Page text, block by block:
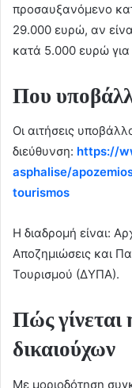
προσαυξανόμενο
29.000 ευρώ, αν
κατά 5.000 ευρώ
Που
Οι αιτήσεις
διεύθυνση: https://
asphalise/
tourismos
Η διαδρομή είναι:
Αποζημιώσεις και
Τουρισμού (ΔΥΠΑ).
Πώς γίνεται
δικαιούχων
Με μοριοδότηση